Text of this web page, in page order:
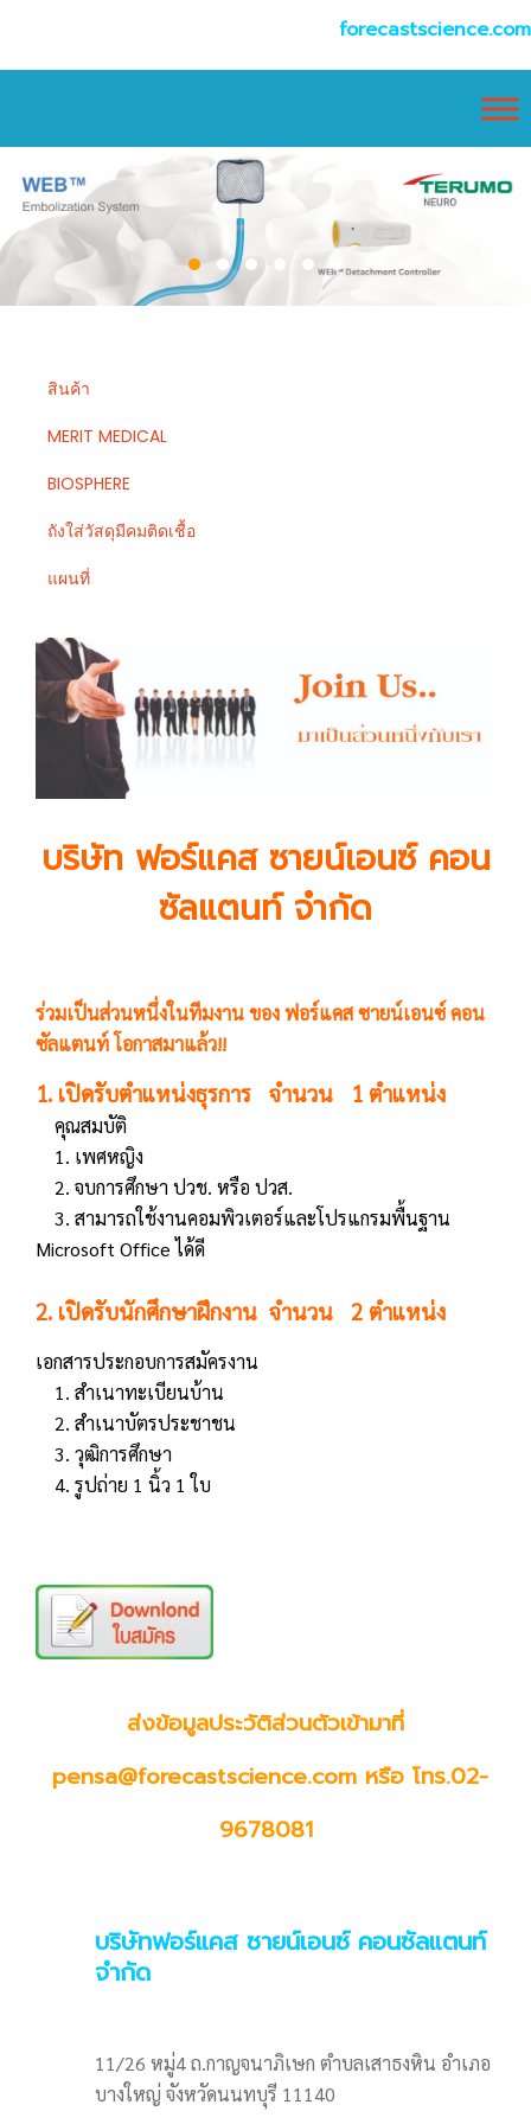
forecastscience.com
สินค้า
MERIT MEDICAL
BIOSPHERE
ถังใส่วัสดุมีคมติดเชื้อ
แผนที่
บริษัท ฟอร์แคส ซายน์เอนซ์ คอน
ซัลแตนท์ จำกัด
ร่วมเป็นส่วนหนึ่งในทีมงาน ของ ฟอร์แคส ซายน์เอนซ์ คอน
ซัลแตนท์ โอกาสมาแล้ว!!
1. เปิดรับตำแหน่งธุรการ จำนวน 1 ตำแหน่ง
คุณสมบัติ
1. เพศหญิง
2. จบการศึกษา ปวช. หรือ ปวส.
3. สามารถใช้งานคอมพิวเตอร์และโปรแกรมพื้นฐาน
Microsoft Office ได้ดี
2. เปิดรับนักศึกษาฝึกงาน ​ จำนวน 2 ตำแหน่ง
เอกสารประกอบการสมัครงาน
1. สำเนาทะเบียนบ้าน
2. สำเนาบัตรประชาชน
3. วุฒิการศึกษา
4. รูปถ่าย 1 นิ้ว 1 ใบ
ส่งข้อมูลประวัติส่วนตัวเข้ามาที่
pensa@forecastscience.com หรือ โทร.02-
9678081
บริษัทฟอร์แคส ซายน์เอนซ์ คอนซัลแตนท์
จำกัด
11/26 หมู่4 ถ.กาญจนาภิเษก ตำบลเสาธงหิน อำเภอ
บางใหญ่ จังหวัดนนทบุรี 11140